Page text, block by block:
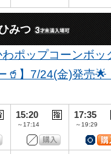
みつ
ポップコーンボ
🥤】7/24(金)発売
15:20
～17:14
17:35
～19:29